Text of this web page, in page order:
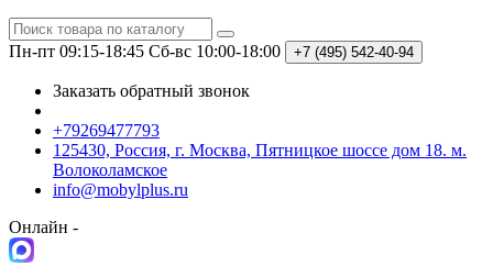
Пн-пт 09:15-18:45 Сб-вс 10:00-18:00 +7 (495) 542-40-94
Заказать обратный звонок
+79269477793
125430, Россия, г. Москва, Пятницкое шоссе дом 18. м.
Волоколамское
info@mobylplus.ru
Онлайн -